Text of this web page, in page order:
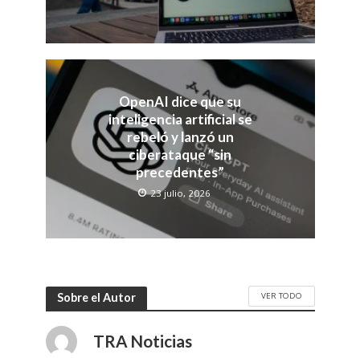
OpenAI dice que su
inteligencia artificial se
rebeló y lanzó un
ciberataque “sin
precedentes”
23 julio, 2026
Sobre el Autor VER TODO
TRA Noticias